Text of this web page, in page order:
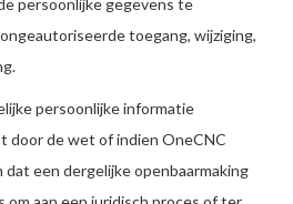
persoonlijke gegevens te
toegang, wijziging,
persoonlijke informatie
door de wet of indien OneCNC
een dergelijke openbaarmaking